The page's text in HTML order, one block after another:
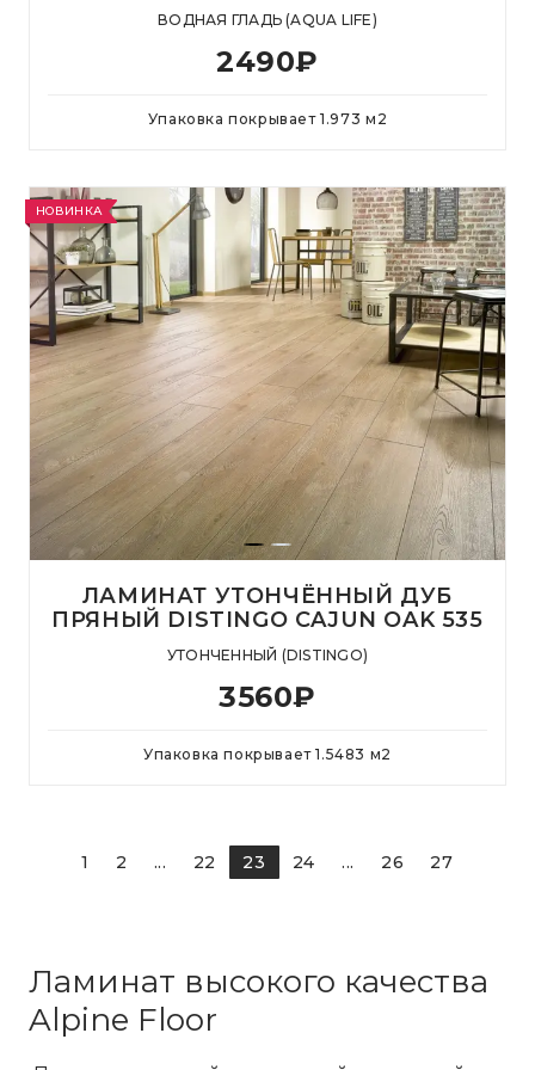
ВОДНАЯ ГЛАДЬ (AQUA LIFE)
2490₽
Упаковка покрывает1.973 м 2
НОВИНКА
ЛАМИНАТ УТОНЧЁННЫЙ ДУБ
ПРЯНЫЙ DISTINGO CAJUN OAK 535
УТОНЧЕННЫЙ (DISTINGO)
3560₽
Упаковка покрывает1.5483 м2
1 2 ... 22 23 24 ... 26 27
Ламинат высокого качества
Alpine Floor